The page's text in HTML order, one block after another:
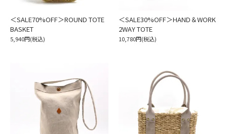
＜SALE70%OFF＞ROUND TOTE
BASKET
5,940円(税込)
＜SALE30%OFF＞HAND＆WORK
2WAY TOTE
10,780円(税込)